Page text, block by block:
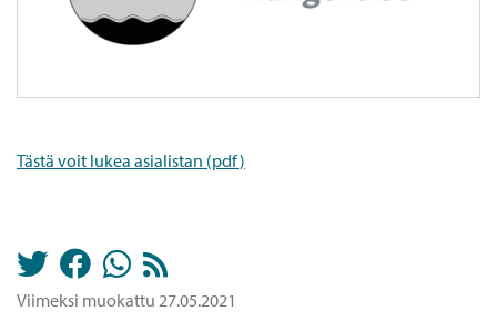
Tästä voit lukea asialistan (pdf)
Viimeksi muokattu 27.05.2021